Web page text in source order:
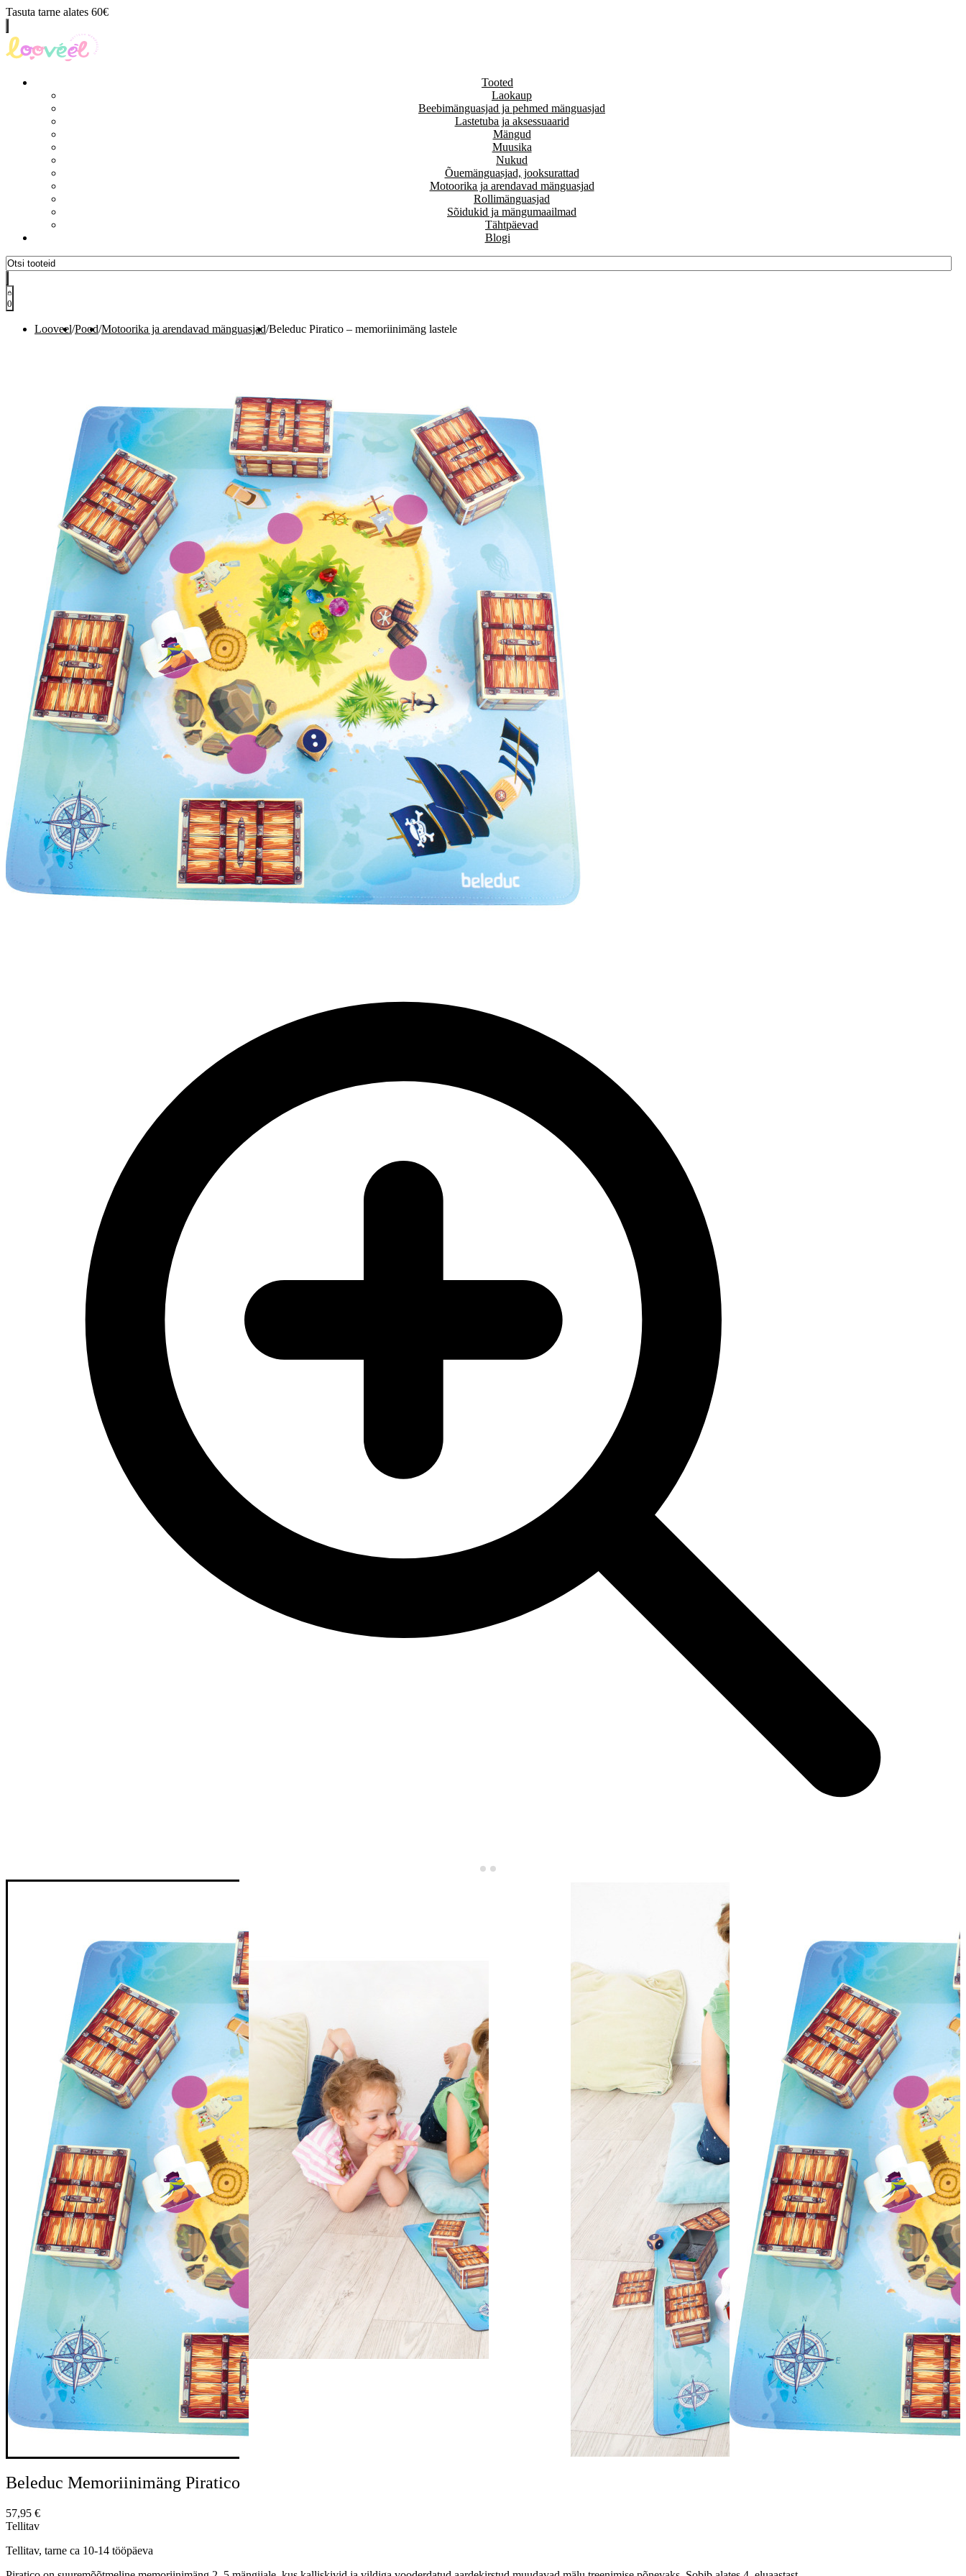
Tasuta tarne alates 60€
Tooted
Laokaup
Beebimänguasjad ja pehmed mänguasjad
Lastetuba ja aksessuaarid
Mängud
Muusika
Nukud
Õuemänguasjad, jooksurattad
Motoorika ja arendavad mänguasjad
Rollimänguasjad
Sõidukid ja mängumaailmad
Tähtpäevad
Blogi
0
Looveel/Pood/Motoorika ja arendavad mänguasjad/Beleduc Piratico – memoriinimäng lastele
Beleduc Memoriinimäng Piratico
57,95 €
Tellitav
Tellitav, tarne ca 10-14 tööpäeva